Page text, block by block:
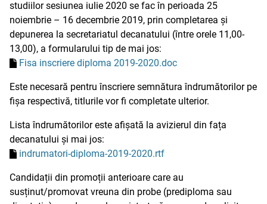
studiilor sesiunea iulie 2020 se fac în perioada 25
noiembrie – 16 decembrie 2019, prin completarea și
depunerea la secretariatul decanatului (între orele 11,00-
13,00), a formularului tip de mai jos:
Fisa inscriere diploma 2019-2020.doc
Este necesară pentru înscriere semnătura îndrumătorilor pe
fișa respectivă, titlurile vor fi completate ulterior.
Lista îndrumătorilor este afișată la avizierul din fața
decanatului și mai jos:
indrumatori-diploma-2019-2020.rtf
Candidații din promoții anterioare care au
susținut/promovat vreuna din probe (prediploma sau